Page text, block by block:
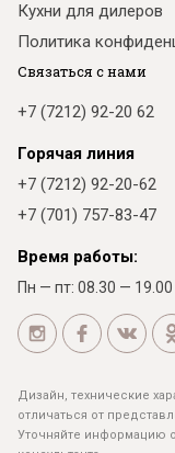
Кухни для дилеров
Политика
Связаться с нами
+7 (7212) 92-20 62
Горячая линия
+7 (7212) 92-20-62
+7 (701) 757-83-47
Время работы:
Пн — пт: 08.30 — 19.00
Дизайн, технические
отличаться от
Уточняйте информацию